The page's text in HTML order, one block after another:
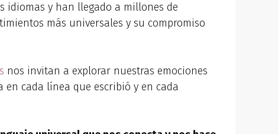
idiomas y han llegado a millones de
más universales y su compromiso
nos invitan a explorar nuestras emociones
cada línea que escribió y en cada